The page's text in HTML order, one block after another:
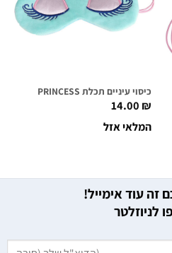
כיסוי עיניים תכלת PRINCESS
14.00₪
המלאי אזל
עוד אימייל!
לניוזלטר